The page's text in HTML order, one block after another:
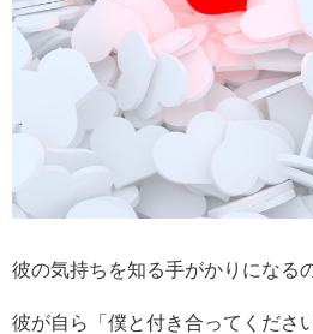
彼の気持ちを知る手がかりになる
彼が自ら「僕と付き合ってくださ